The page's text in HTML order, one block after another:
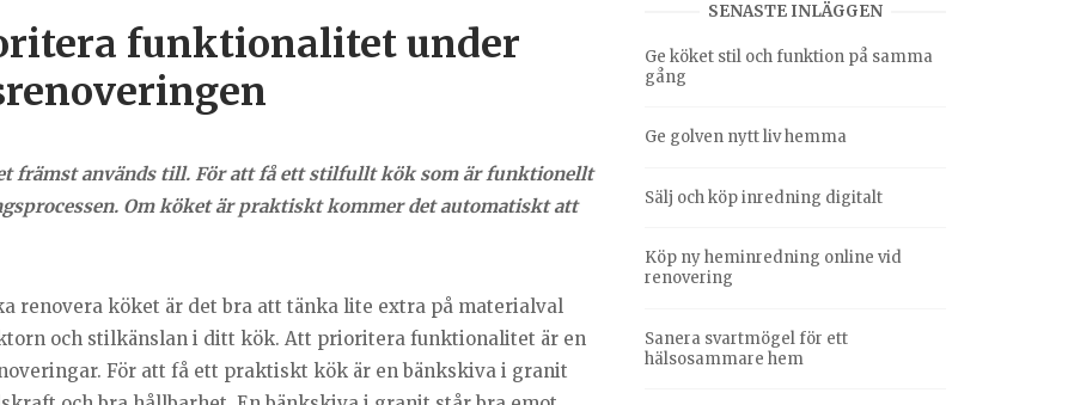
funktionalitet under
främst används till. För att få ett stilfullt kök som är funktionellt
Om köket är praktiskt kommer det automatiskt att
renovera köket är det bra att tänka lite extra på materialval
och stilkänslan i ditt kök. Att prioritera funktionalitet är en
För att få ett praktiskt kök är en bänkskiva i granit
SENASTE INLÄGGEN
Ge köket stil och funktion på samma
gång
Ge golven nytt liv hemma
Sälj och köp inredning digitalt
Köp ny heminredning online vid
renovering
Sanera svartmögel för ett
hälsosammare hem